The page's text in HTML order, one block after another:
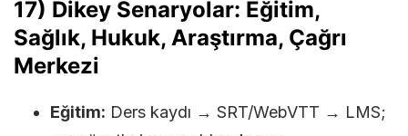
17) Dikey Senaryolar: Eğitim,
Sağlık, Hukuk, Araştırma, Çağrı
Merkezi
Eğitim: Ders kaydı → SRT/WebVTT → LMS;